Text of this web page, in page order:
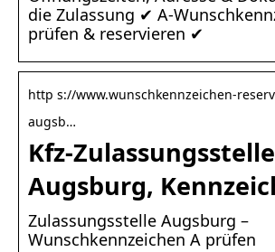
die Zulassung ✔ A-
prüfen & reservieren ✔
http s://www.wunschkennzeichen-
augsb…
Kfz-Zulassungsstelle
Augsburg,
Zulassungsstelle Augsburg –
Wunschkennzeichen A prüfen